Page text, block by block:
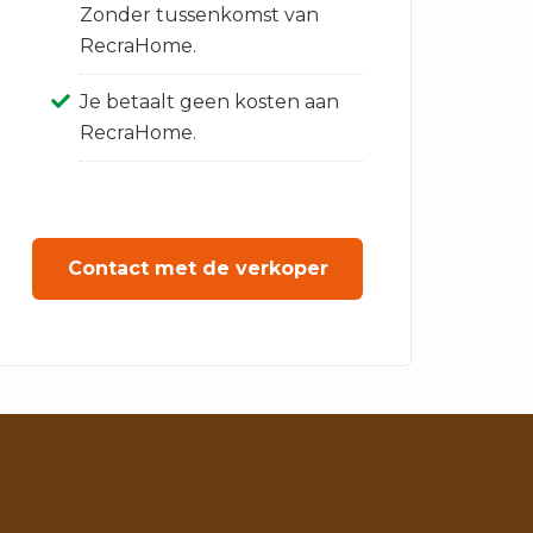
Zonder tussenkomst van
RecraHome.
Je betaalt geen kosten aan
RecraHome.
Contact met de verkoper